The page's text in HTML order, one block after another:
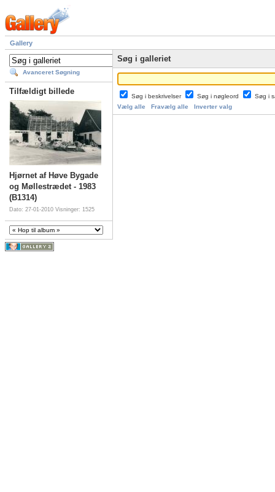
Gallery
Avanceret Søgning
Tilfældigt billede
Hjørnet af Høve Bygade
og Møllestrædet - 1983
(B1314)
Dato: 27-01-2010 Visninger: 1525
Søg i galleriet
Søg i beskrivelser Søg i nøgleord
Søg i
Vælg alle
Fravælg alle Inverter valg